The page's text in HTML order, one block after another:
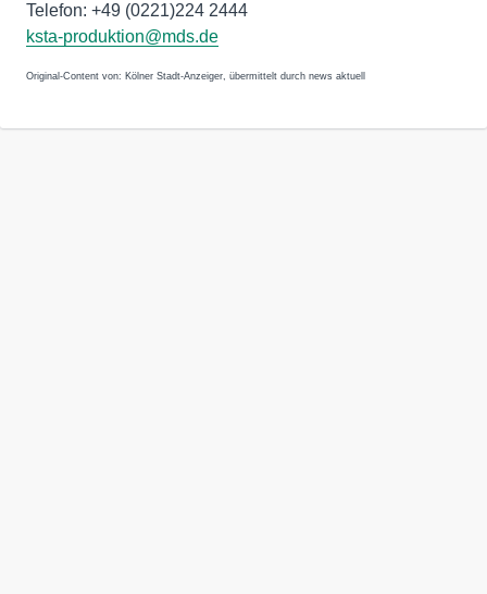
Telefon: +49 (0221)224 2444
ksta-produktion@mds.de
Original-Content von: Kölner Stadt-Anzeiger, übermittelt durch news aktuell